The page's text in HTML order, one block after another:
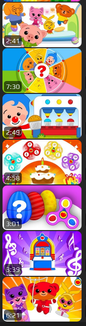
2:41
7:30
2:49
4:58
3:01
3:39
6:21